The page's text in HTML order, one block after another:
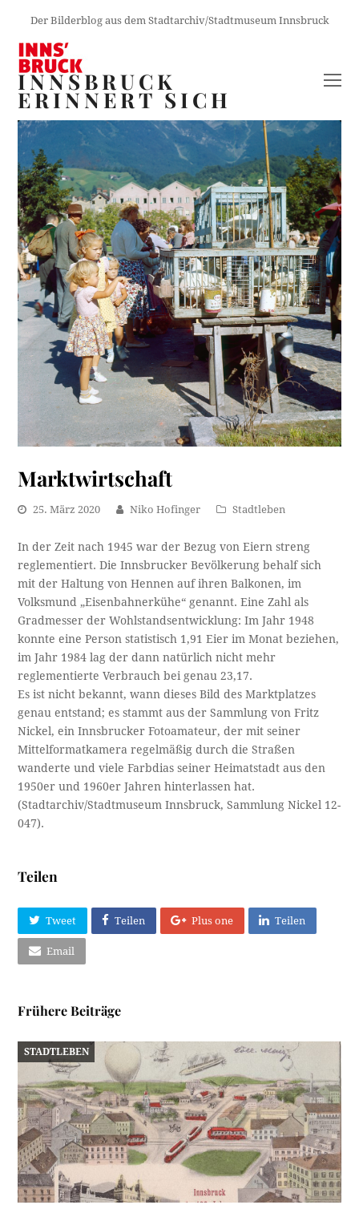
Der Bilderblog aus dem Stadtarchiv/Stadtmuseum Innsbruck
INNSBRUCK
ERINNERT SICH
Marktwirtschaft
25. März 2020 Niko Hofinger Stadtleben
In der Zeit nach 1945 war der Bezug von Eiern streng
reglementiert. Die Innsbrucker Bevölkerung behalf sich
mit der Haltung von Hennen auf ihren Balkonen, im
Volksmund „Eisenbahnerkühe“ genannt. Eine Zahl als
Gradmesser der Wohlstandsentwicklung: Im Jahr 1948
konnte eine Person statistisch 1,91 Eier im Monat beziehen,
im Jahr 1984 lag der dann natürlich nicht mehr
reglementierte Verbrauch bei genau 23,17.
Es ist nicht bekannt, wann dieses Bild des Marktplatzes
genau entstand; es stammt aus der Sammlung von Fritz
Nickel, ein Innsbrucker Fotoamateur, der mit seiner
Mittelformatkamera regelmäßig durch die Straßen
wanderte und viele Farbdias seiner Heimatstadt aus den
1950er und 1960er Jahren hinterlassen hat.
(Stadtarchiv/Stadtmuseum Innsbruck, Sammlung Nickel 12-
047).
Teilen
Tweet Teilen Plus one Teilen
Email
Frühere Beiträge
STADTLEBEN